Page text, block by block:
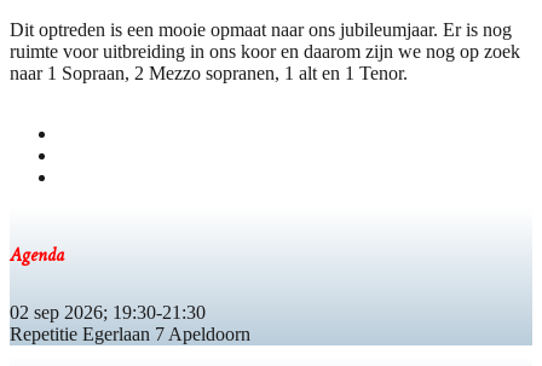
Dit optreden is een mooie opmaat naar ons jubileumjaar. Er is nog
ruimte voor uitbreiding in ons koor en daarom zijn we nog op zoek
naar 1 Sopraan, 2 Mezzo sopranen, 1 alt en 1 Tenor.
Agenda
02 sep 2026; 19:30-21:30
Repetitie Egerlaan 7 Apeldoorn